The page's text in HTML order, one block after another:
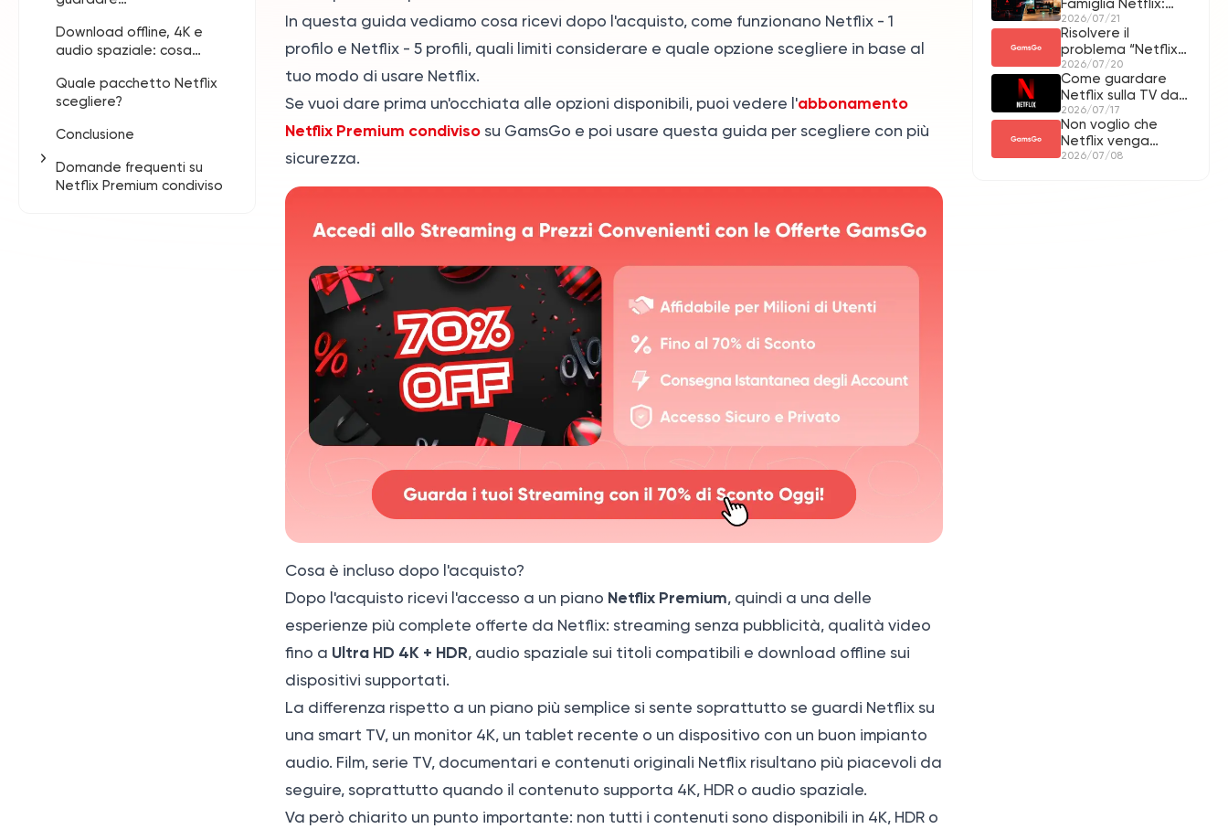
Se acquisti Netflix - 1
profilo
Se acquisti Netflix - 5
profili
Download offline, 4K e
audio spaziale: cosa
scegliere
Quale pacchetto Netflix
scegliere?
Conclusione
Domande frequenti su
Netflix Premium condiviso
In questa guida vediamo cosa ricevi dopo l'acquisto, come funzionano Netflix - 1
profilo e Netflix - 5 profili, quali limiti considerare e quale opzione scegliere in base al
tuo modo di usare Netflix.
Se vuoi dare prima un'occhiata alle opzioni disponibili, puoi vedere l'abbonamento
Netflix Premium condiviso su GamsGo e poi usare questa guida per scegliere con più
sicurezza.
Cosa è incluso dopo l'acquisto?
Dopo l'acquisto ricevi l'accesso a un piano Netflix Premium, quindi a una delle
esperienze più complete offerte da Netflix: streaming senza pubblicità, qualità video
fino a Ultra HD 4K + HDR, audio spaziale sui titoli compatibili e download offline sui
dispositivi supportati.
La differenza rispetto a un piano più semplice si sente soprattutto se guardi Netflix su
una smart TV, un monitor 4K, un tablet recente o un dispositivo con un buon impianto
audio. Film, serie TV, documentari e contenuti originali Netflix risultano più piacevoli da
seguire, soprattutto quando il contenuto supporta 4K, HDR o audio spaziale.
Va però chiarito un punto importante: non tutti i contenuti sono disponibili in 4K, HDR o
Famiglia Netflix:
Verifica E Soluzioni
2026/07/21
Risolvere il
problema “Netflix
non è Premium”
direttamente dalla
pagina
dell’abbonamento
2026/07/20
Come guardare
Netflix sulla TV da
un dispositivo
mobile
2026/07/17
Non voglio che
Netflix venga
convertito in altri
2026/07/08